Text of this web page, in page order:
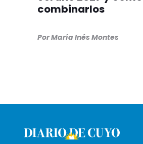
combinarlos
PorMaría Inés Montes